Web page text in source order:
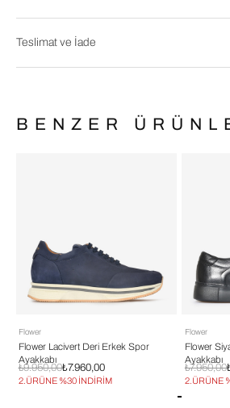
Teslimat ve İade
BENZER
Flower
Flower Lacivert Deri Erkek Spor
Ayakkabı
₺7.960,00
₺9.950,00
2.ÜRÜNE %30 İNDİRİM
Flower
Flower
Ayakkabı
₺7.950,00
2.ÜRÜNE